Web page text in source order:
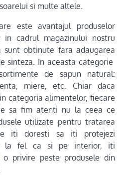
si multe altele.
este avantajul produselor
in cadrul magazinului nostru
sunt obtinute fara adaugarea
sinteza. In aceasta categorie
de sapun natural:
miere, etc. Chiar daca
categoria alimentelor, fiecare
sa fim atenti nu la ceea ce
utilizate pentru tratarea
iti doresti sa iti protejezi
la fel ca si pe interior, iti
o privire peste produsele din